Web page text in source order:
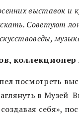
выставок
Советуют
посмотреть
в Музей
себя»,